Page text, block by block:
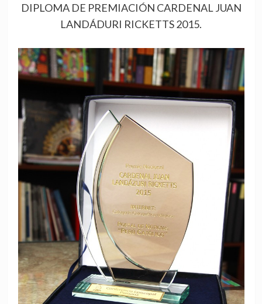
DIPLOMA DE PREMIACIÓN CARDENAL JUAN
LANDÁDURI RICKETTS 2015.